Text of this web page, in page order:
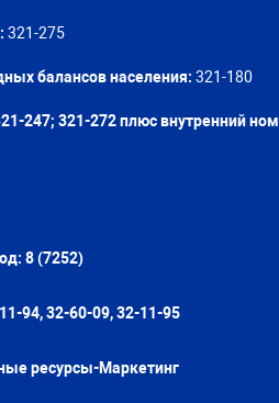
321-275
балансов населения: 321-180
247; 321-272 плюс внутренний
8 (7252)
94, 32-60-09, 32-11-95
ресурсы-Маркетинг